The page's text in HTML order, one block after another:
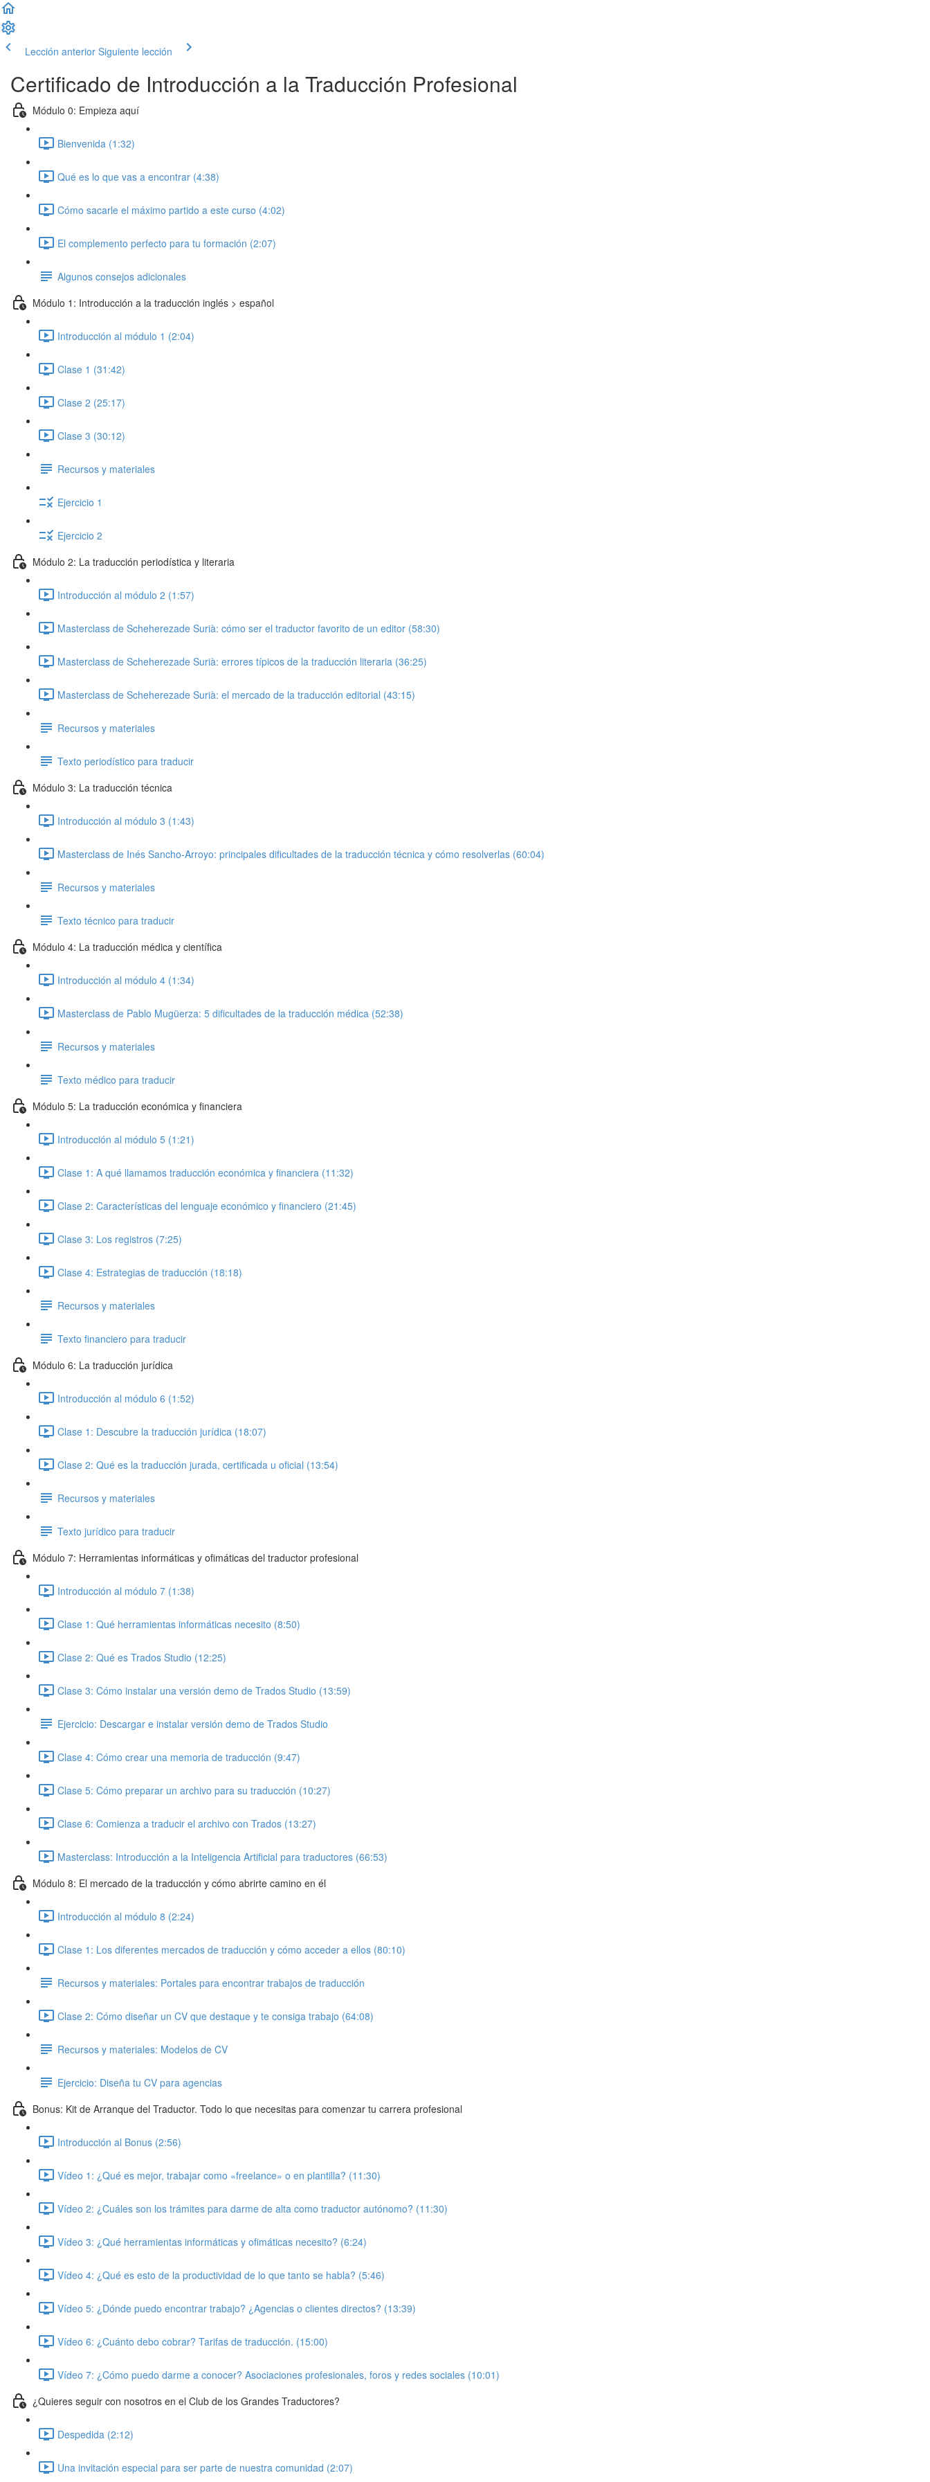
Lección anterior Siguiente lección
Certificado de Introducción a la Traducción Profesional
Módulo 0: Empieza aquí
Bienvenida (1:32)
Qué es lo que vas a encontrar (4:38)
Cómo sacarle el máximo partido a este curso (4:02)
El complemento perfecto para tu formación (2:07)
Algunos consejos adicionales
Módulo 1: Introducción a la traducción inglés > español
Introducción al módulo 1 (2:04)
Clase 1 (31:42)
Clase 2 (25:17)
Clase 3 (30:12)
Recursos y materiales
Ejercicio 1
Ejercicio 2
Módulo 2: La traducción periodística y literaria
Introducción al módulo 2 (1:57)
Masterclass de Scheherezade Surià: cómo ser el traductor favorito de un editor (58:30)
Masterclass de Scheherezade Surià: errores típicos de la traducción literaria (36:25)
Masterclass de Scheherezade Surià: el mercado de la traducción editorial (43:15)
Recursos y materiales
Texto periodístico para traducir
Módulo 3: La traducción técnica
Introducción al módulo 3 (1:43)
Masterclass de Inés Sancho-Arroyo: principales dificultades de la traducción técnica y cómo resolverlas (60:04)
Recursos y materiales
Texto técnico para traducir
Módulo 4: La traducción médica y científica
Introducción al módulo 4 (1:34)
Masterclass de Pablo Mugüerza: 5 dificultades de la traducción médica (52:38)
Recursos y materiales
Texto médico para traducir
Módulo 5: La traducción económica y financiera
Introducción al módulo 5 (1:21)
Clase 1: A qué llamamos traducción económica y financiera (11:32)
Clase 2: Características del lenguaje económico y financiero (21:45)
Clase 3: Los registros (7:25)
Clase 4: Estrategias de traducción (18:18)
Recursos y materiales
Texto financiero para traducir
Módulo 6: La traducción jurídica
Introducción al módulo 6 (1:52)
Clase 1: Descubre la traducción jurídica (18:07)
Clase 2: Qué es la traducción jurada, certificada u oficial (13:54)
Recursos y materiales
Texto jurídico para traducir
Módulo 7: Herramientas informáticas y ofimáticas del traductor profesional
Introducción al módulo 7 (1:38)
Clase 1: Qué herramientas informáticas necesito (8:50)
Clase 2: Qué es Trados Studio (12:25)
Clase 3: Cómo instalar una versión demo de Trados Studio (13:59)
Ejercicio: Descargar e instalar versión demo de Trados Studio
Clase 4: Cómo crear una memoria de traducción (9:47)
Clase 5: Cómo preparar un archivo para su traducción (10:27)
Clase 6: Comienza a traducir el archivo con Trados (13:27)
Masterclass: Introducción a la Inteligencia Artificial para traductores (66:53)
Módulo 8: El mercado de la traducción y cómo abrirte camino en él
Introducción al módulo 8 (2:24)
Clase 1: Los diferentes mercados de traducción y cómo acceder a ellos (80:10)
Recursos y materiales: Portales para encontrar trabajos de traducción
Clase 2: Cómo diseñar un CV que destaque y te consiga trabajo (64:08)
Recursos y materiales: Modelos de CV
Ejercicio: Diseña tu CV para agencias
Bonus: Kit de Arranque del Traductor. Todo lo que necesitas para comenzar tu carrera profesional
Introducción al Bonus (2:56)
Vídeo 1: ¿Qué es mejor, trabajar como «freelance» o en plantilla? (11:30)
Vídeo 2: ¿Cuáles son los trámites para darme de alta como traductor autónomo? (11:30)
Vídeo 3: ¿Qué herramientas informáticas y ofimáticas necesito? (6:24)
Vídeo 4: ¿Qué es esto de la productividad de lo que tanto se habla? (5:46)
Vídeo 5: ¿Dónde puedo encontrar trabajo? ¿Agencias o clientes directos? (13:39)
Vídeo 6: ¿Cuánto debo cobrar? Tarifas de traducción. (15:00)
Vídeo 7: ¿Cómo puedo darme a conocer? Asociaciones profesionales, foros y redes sociales (10:01)
¿Quieres seguir con nosotros en el Club de los Grandes Traductores?
Despedida (2:12)
Una invitación especial para ser parte de nuestra comunidad (2:07)